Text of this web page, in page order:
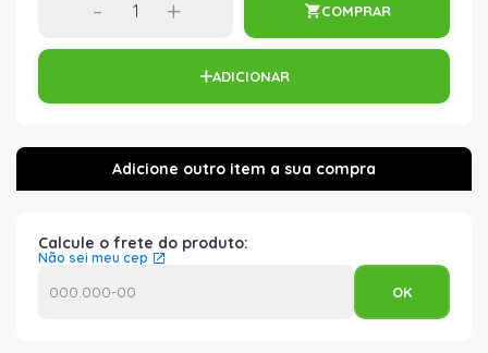
- + COMPRAR
ADICIONAR
Calcule o frete do produto:
Não sei meu cep